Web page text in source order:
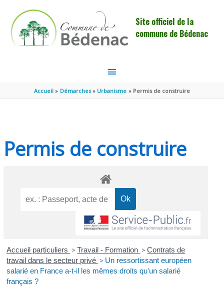
Site officiel de la
commune de Bédenac
MENU
PRINCIPAL
Accueil Démarches Urbanisme Permis de construire
Permis de construire
Accueil particuliers > Travail - Formation > Contrats de
travail dans le secteur privé > Un ressortissant européen
salarié en France a-t-il les mêmes droits qu'un salarié
français ?